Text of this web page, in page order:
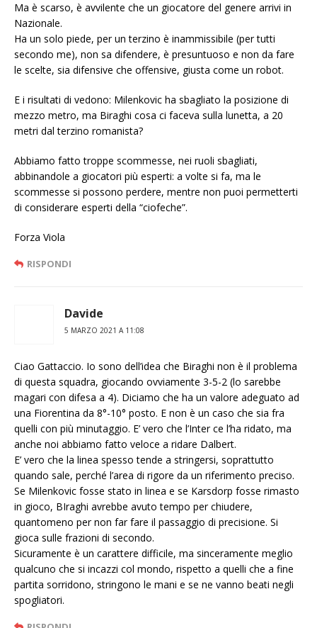
Ma è scarso, è avvilente che un giocatore del genere arrivi in
Nazionale.
Ha un solo piede, per un terzino è inammissibile (per tutti
secondo me), non sa difendere, è presuntuoso e non da fare
le scelte, sia difensive che offensive, giusta come un robot.
E i risultati di vedono: Milenkovic ha sbagliato la posizione di
mezzo metro, ma Biraghi cosa ci faceva sulla lunetta, a 20
metri dal terzino romanista?
Abbiamo fatto troppe scommesse, nei ruoli sbagliati,
abbinandole a giocatori più esperti: a volte si fa, ma le
scommesse si possono perdere, mentre non puoi permetterti
di considerare esperti della “ciofeche”.
Forza Viola
RISPONDI
Davide
5 MARZO 2021 A 11:08
Ciao Gattaccio. Io sono dell’idea che Biraghi non è il problema
di questa squadra, giocando ovviamente 3-5-2 (lo sarebbe
magari con difesa a 4). Diciamo che ha un valore adeguato ad
una Fiorentina da 8°-10° posto. E non è un caso che sia fra
quelli con più minutaggio. E’ vero che l’Inter ce l’ha ridato, ma
anche noi abbiamo fatto veloce a ridare Dalbert.
E’ vero che la linea spesso tende a stringersi, soprattutto
quando sale, perché l’area di rigore da un riferimento preciso.
Se Milenkovic fosse stato in linea e se Karsdorp fosse rimasto
in gioco, BIraghi avrebbe avuto tempo per chiudere,
quantomeno per non far fare il passaggio di precisione. Si
gioca sulle frazioni di secondo.
Sicuramente è un carattere difficile, ma sinceramente meglio
qualcuno che si incazzi col mondo, rispetto a quelli che a fine
partita sorridono, stringono le mani e se ne vanno beati negli
spogliatori.